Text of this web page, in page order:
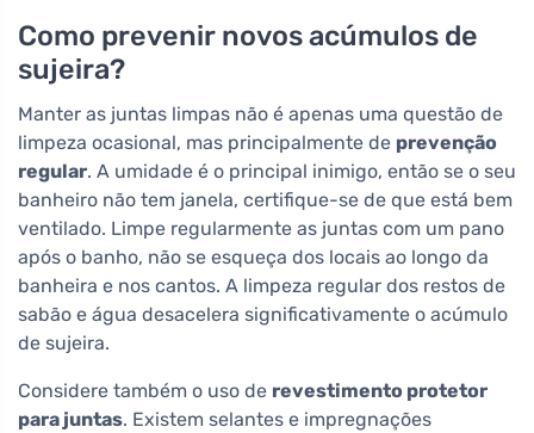
Como prevenir novos acúmulos de
sujeira?
Manter as juntas limpas não é apenas uma questão de
limpeza ocasional, mas principalmente de prevenção
regular. A umidade é o principal inimigo, então se o seu
banheiro não tem janela, certifique-se de que está bem
ventilado. Limpe regularmente as juntas com um pano
após o banho, não se esqueça dos locais ao longo da
banheira e nos cantos. A limpeza regular dos restos de
sabão e água desacelera significativamente o acúmulo
de sujeira.
Considere também o uso de revestimento protetor
para juntas. Existem selantes e impregnações